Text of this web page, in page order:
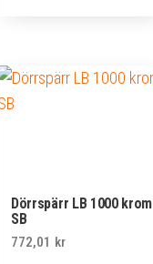
Dörrspärr LB 1000 krom
SB
772,01 kr